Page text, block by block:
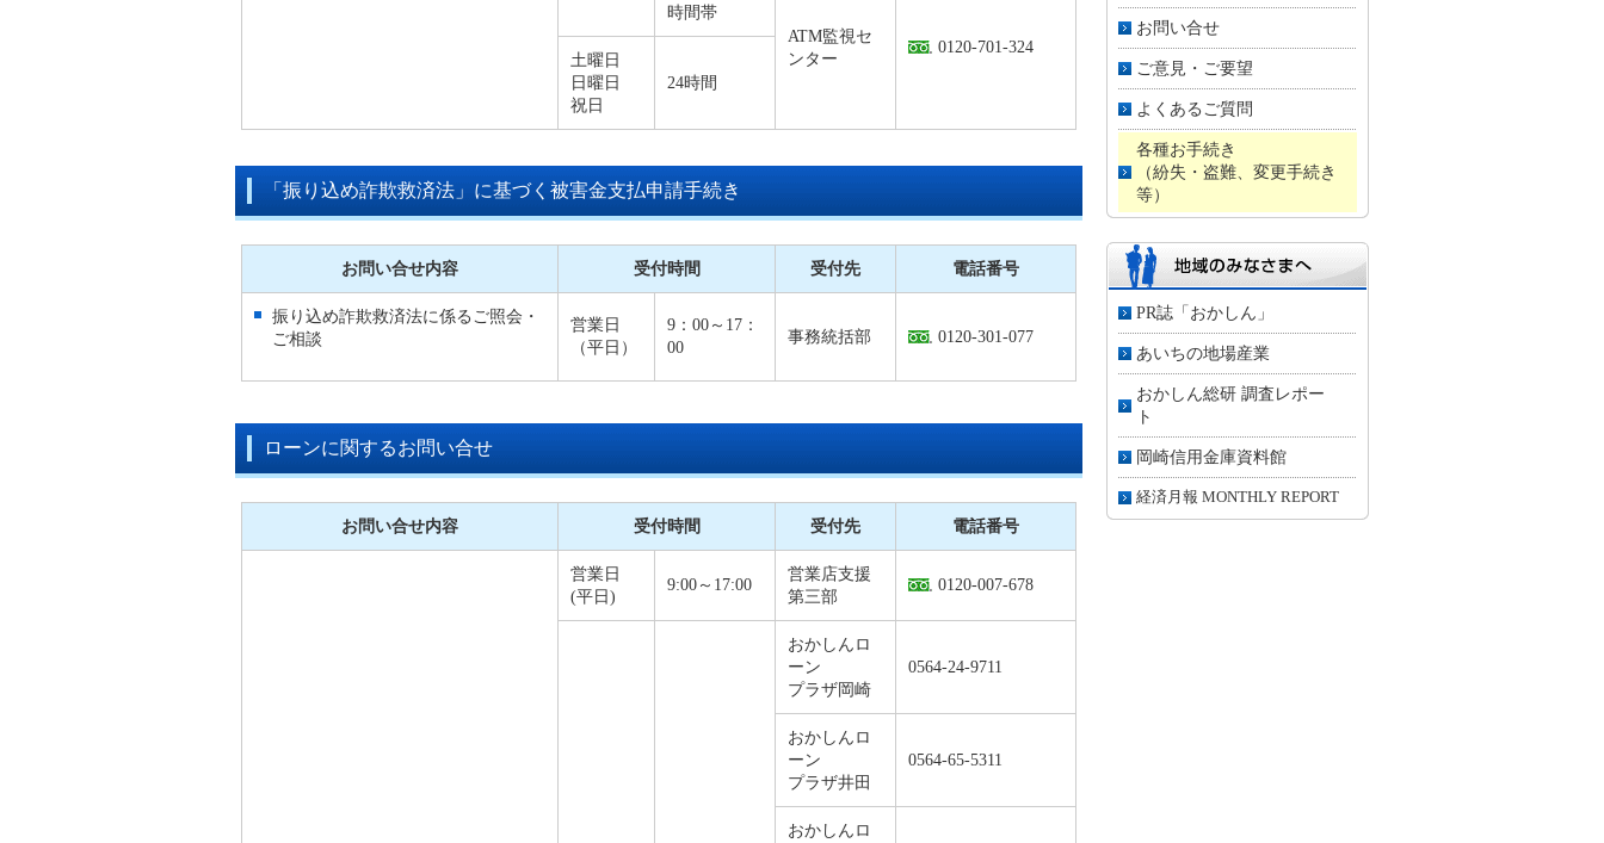
時間帯
ATM監視セ
ンター
0120-701-324
土曜日
日曜日
祝日
24時間
「振り込め詐欺救済法」に基づく被害金支払申請手続き
お問い合せ内容 受付時間 受付先 電話番号
振り込め詐欺救済法に係るご照会・
ご相談
営業日
（平日）
9：00～17：
00
事務統括部 0120-301-077
ローンに関するお問い合せ
お問い合せ内容 受付時間 受付先 電話番号
営業日
(平日)
9:00～17:00
営業店支援
第三部
0120-007-678
おかしんロ
ーン
プラザ岡崎
0564-24-9711
おかしんロ
ーン
プラザ井田
0564-65-5311
おかしんロ
お問い合せ
ご意見・ご要望
よくあるご質問
各種お手続き
（紛失・盗難、変更手続き
等）
PR誌「おかしん」
あいちの地場産業
おかしん総研 調査レポー
ト
岡崎信用金庫資料館
経済月報 MONTHLY REPORT